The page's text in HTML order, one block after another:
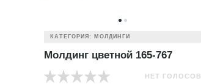
КАТЕГОРИЯ: МОЛДИНГИ
Молдинг цветной 165-767
НЕТ ГОЛОСОВ